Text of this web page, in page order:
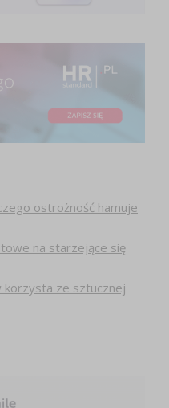
ostrożność hamuje
na starzejące się
korzysta ze sztucznej